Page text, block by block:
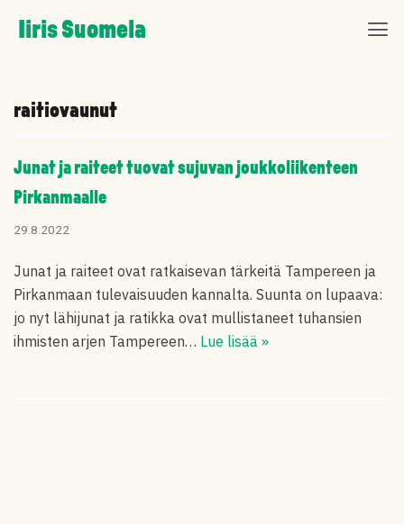
Skip
to
Iiris Suomela
raitiovaunut
Junat ja raiteet tuovat sujuvan joukkoliikenteen
Pirkanmaalle
29.8.2022
Junat ja raiteet ovat ratkaisevan tärkeitä Tampereen ja
Pirkanmaan tulevaisuuden kannalta. Suunta on lupaava:
jo nyt lähijunat ja ratikka ovat mullistaneet tuhansien
ihmisten arjen Tampereen… Lue lisää »